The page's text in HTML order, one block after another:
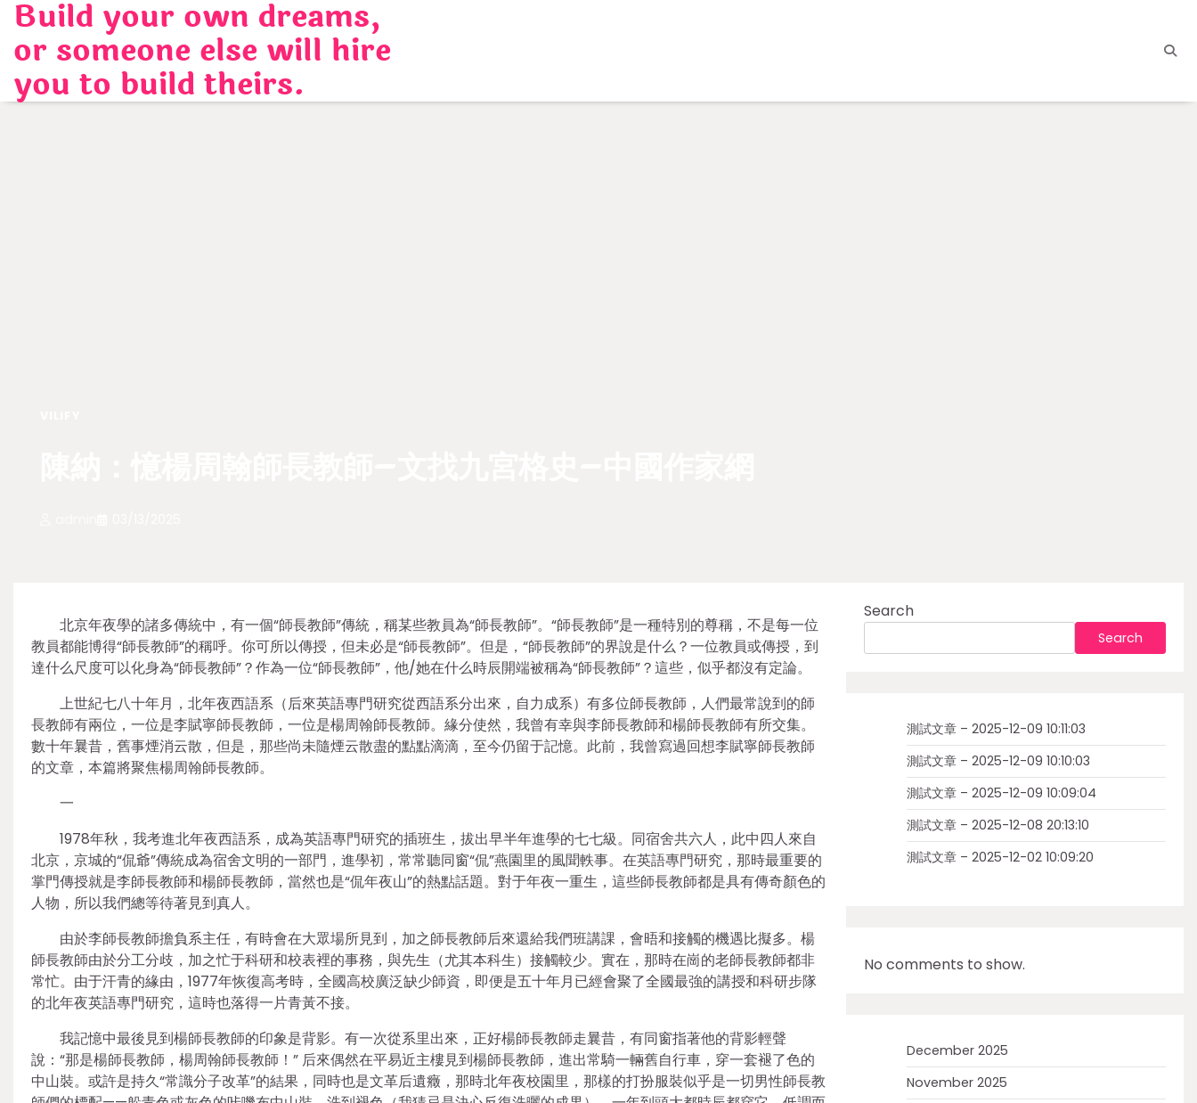
Skip
content
Build your own dreams,
or someone else will hire
you to build theirs.
北京年夜學的諸多傳統中，有一個“師長教師”傳統，稱某些教員為“師長教師”。“師長教師”是一種特別的尊稱，不是每一位
教員都能博得“師長教師”的稱呼。你可所以傳授，但未必是“師長教師”。但是，“師長教師”的界說是什么？一位教員或傳授，到
達什么尺度可以化身為“師長教師”？作為一位“師長教師”，他/她在什么時辰開端被稱為“師長教師”？這些，似乎都沒有定論。
上世紀七八十年月，北年夜西語系（后來英語專門研究從西語系分出來，自力成系）有多位師長教師，人們最常說到的師
長教師有兩位，一位是李賦寧師長教師，一位是楊周翰師長教師。緣分使然，我曾有幸與李師長教師和楊師長教師有所交集。
數十年曩昔，舊事煙消云散，但是，那些尚未隨煙云散盡的點點滴滴，至今仍留于記憶。此前，我曾寫過回想李賦寧師長教師
的文章，本篇將聚焦楊周翰師長教師。
一
1978年秋，我考進北年夜西語系，成為英語專門研究的插班生，拔出早半年進學的七七級。同宿舍共六人，此中四人來自
北京，京城的“侃爺”傳統成為宿舍文明的一部門，進學初，常常聽同窗“侃”燕園里的風聞軼事。在英語專門研究，那時最重要的
掌門傳授就是李師長教師和楊師長教師，當然也是“侃年夜山”的熱點話題。對于年夜一重生，這些師長教師都是具有傳奇顏色的
人物，所以我們總等待著見到真人。
由於李師長教師擔負系主任，有時會在大眾場所見到，加之師長教師后來還給我們班講課，會晤和接觸的機遇比擬多。楊
師長教師由於分工分歧，加之忙于科研和校表裡的事務，與先生（尤其本科生）接觸較少。實在，那時在崗的老師長教師都非
常忙。由于汗青的緣由，1977年恢復高考時，全國高校廣泛缺少師資，即便是五十年月已經會聚了全國最強的講授和科研步隊
的北年夜英語專門研究，這時也落得一片青黃不接。
我記憶中最後見到楊師長教師的印象是背影。有一次從系里出來，正好楊師長教師走曩昔，有同窗指著他的背影輕聲
說：“那是楊師長教師，楊周翰師長教師！” 后來偶然在平易近主樓見到楊師長教師，進出常騎一輛舊自行車，穿一套褪了色的
中山裝。或許是持久“常識分子改革”的結果，同時也是文革后遺癥，那時北年夜校園里，那樣的打扮服裝似乎是一切男性師長教
Search
Search
測試文章 – 2025-12-09 10:11:03
測試文章 – 2025-12-09 10:10:03
測試文章 – 2025-12-09 10:09:04
測試文章 – 2025-12-08 20:13:10
測試文章 – 2025-12-02 10:09:20
No comments to show.
December 2025
November 2025